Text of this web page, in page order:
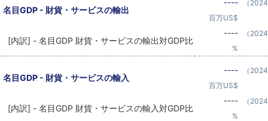
名目GDP - 財貨・サービスの輸出
----
百万US$
（
[内訳] - 名目GDP 財貨・サービスの輸出対GDP比
----
%
（
名目GDP - 財貨・サービスの輸入
----
百万US$
（
[内訳] - 名目GDP 財貨・サービスの輸入対GDP比
----
%
（